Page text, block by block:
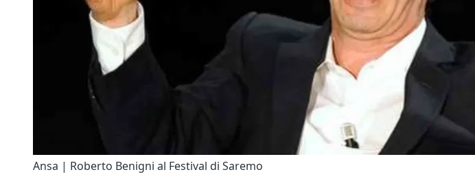
Ansa | Roberto Benigni al Festival di Saremo